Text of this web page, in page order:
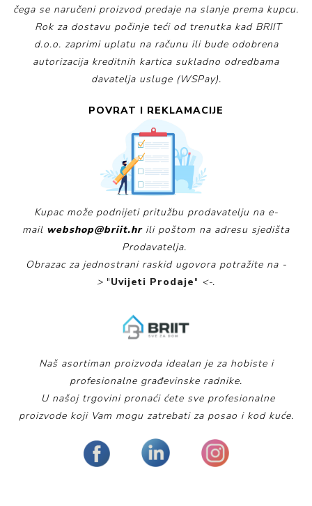
čega se naručeni proizvod predaje na slanje prema kupcu.
Rok za dostavu počinje teći od trenutka kad BRIIT
d.o.o. zaprimi uplatu na računu ili bude odobrena
autorizacija kreditnih kartica sukladno odredbama
davatelja usluge (WSPay).
POVRAT I REKLAMACIJE
Kupac može podnijeti pritužbu prodavatelju na e-
mail webshop@briit.hr ili poštom na adresu sjedišta
Prodavatelja.
Obrazac za jednostrani raskid ugovora potražite na -
> "Uvijeti Prodaje" <-.
Naš asortiman proizvoda idealan je za hobiste i
profesionalne građevinske radnike.
U našoj trgovini pronaći ćete sve profesionalne
proizvode koji Vam mogu zatrebati za posao i kod kuće.